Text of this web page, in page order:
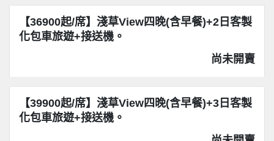
【36900起/席】淺草View四晚(含早餐)+2日客製
化包車旅遊+接送機。
尚未開賣
【39900起/席】淺草View四晚(含早餐)+3日客製
化包車旅遊+接送機。